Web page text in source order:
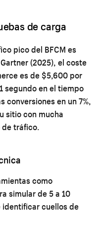
de carga
pico del BFCM es
(2025), el coste
es de $5,600 por
segundo en el tiempo
conversiones en un 7%,
sitio con mucha
de tráfico.
como
simular de 5 a 10
cuellos de